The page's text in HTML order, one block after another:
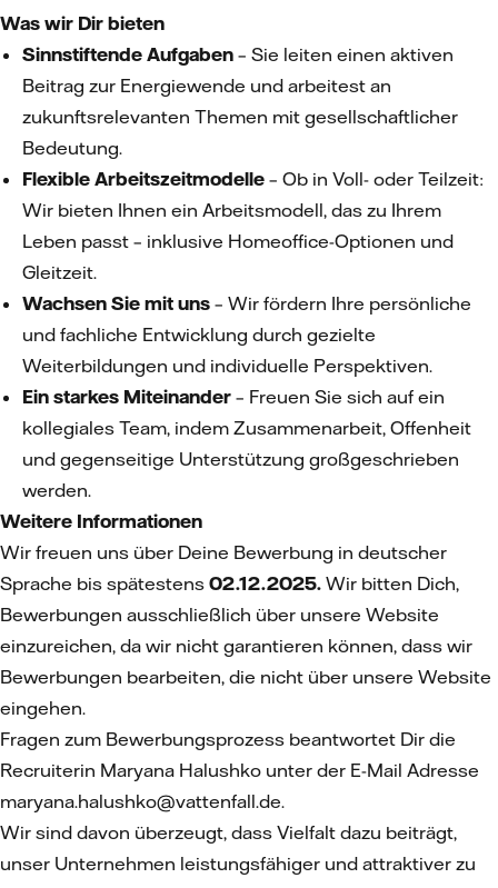
Was wir Dir bieten
Sinnstiftende Aufgaben – Sie leiten einen aktiven
Beitrag zur Energiewende und arbeitest an
zukunftsrelevanten Themen mit gesellschaftlicher
Bedeutung.
Flexible Arbeitszeitmodelle – Ob in Voll- oder Teilzeit:
Wir bieten Ihnen ein Arbeitsmodell, das zu Ihrem
Leben passt – inklusive Homeoffice-Optionen und
Gleitzeit.
Wachsen Sie mit uns – Wir fördern Ihre persönliche
und fachliche Entwicklung durch gezielte
Weiterbildungen und individuelle Perspektiven.
Ein starkes Miteinander – Freuen Sie sich auf ein
kollegiales Team, indem Zusammenarbeit, Offenheit
und gegenseitige Unterstützung großgeschrieben
werden.
Weitere Informationen
Wir freuen uns über Deine Bewerbung in deutscher
Sprache bis spätestens 02.12.2025. Wir bitten Dich,
Bewerbungen ausschließlich über unsere Website
einzureichen, da wir nicht garantieren können, dass wir
Bewerbungen bearbeiten, die nicht über unsere Website
eingehen.
Fragen zum Bewerbungsprozess beantwortet Dir die
Recruiterin Maryana Halushko unter der E-Mail Adresse
maryana.halushko@vattenfall.de.
Wir sind davon überzeugt, dass Vielfalt dazu beiträgt,
unser Unternehmen leistungsfähiger und attraktiver zu